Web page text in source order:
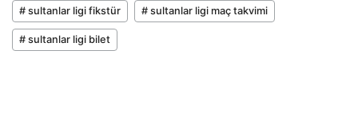
# sultanlar ligi fikstür # sultanlar ligi maç takvimi
# sultanlar ligi bilet